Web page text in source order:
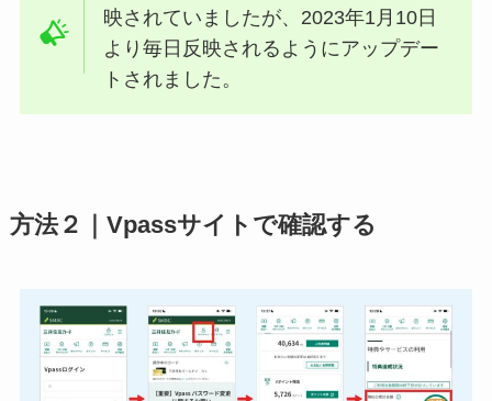
映されていましたが、2023年1月10日
より毎日反映されるようにアップデー
トされました。
方法２｜Vpassサイトで確認する